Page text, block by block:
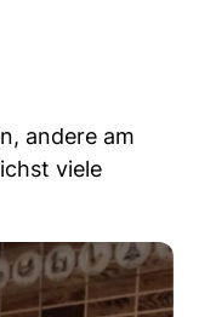
andere am
viele